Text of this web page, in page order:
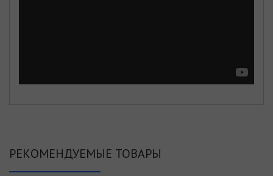
РЕКОМЕНДУЕМЫЕ ТОВАРЫ